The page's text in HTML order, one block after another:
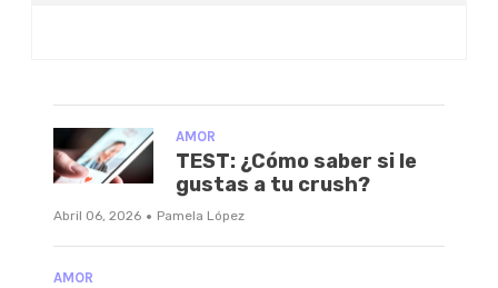
AMOR
TEST: ¿Cómo saber si le
gustas a tu crush?
Abril 06, 2026 · Pamela López
AMOR